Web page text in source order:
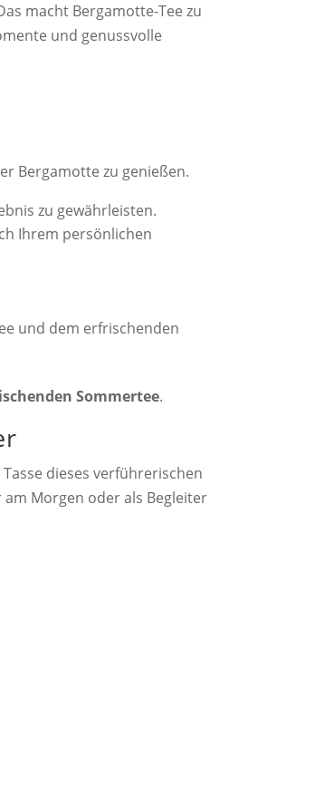
macht Bergamotte-Tee zu
und genussvolle
Bergamotte zu genießen.
zu gewährleisten.
Ihrem persönlichen
und dem erfrischenden
Sommertee.
dieses verführerischen
Morgen oder als Begleiter